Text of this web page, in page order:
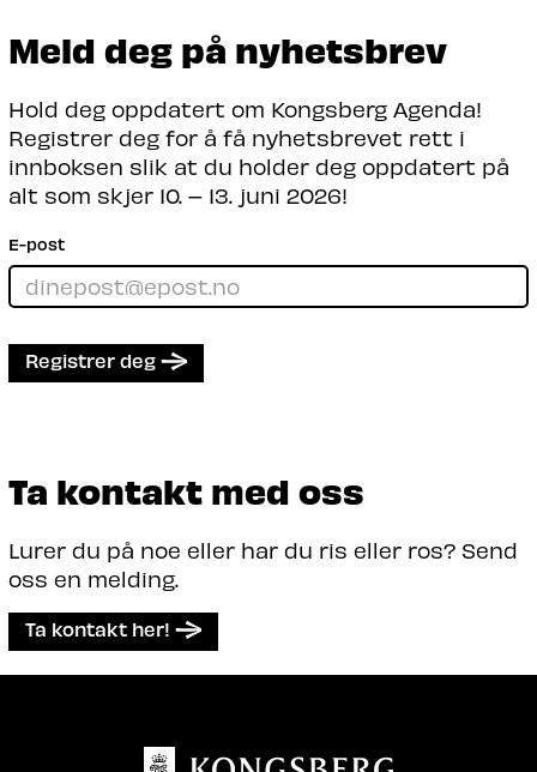
Meld deg på nyhetsbrev
Hold deg oppdatert om Kongsberg Agenda!
Registrer deg for å få nyhetsbrevet rett i
innboksen slik at du holder deg oppdatert på
alt som skjer 10. – 13. juni 2026!
E-post
Registrer deg
Ta kontakt med oss
Lurer du på noe eller har du ris eller ros? Send
oss en melding.
Ta kontakt her!